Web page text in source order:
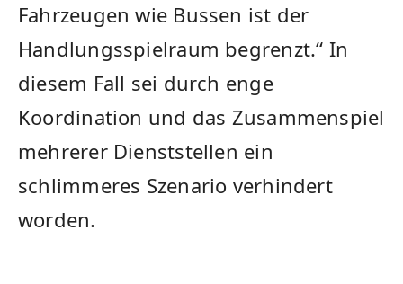
Fahrzeugen wie Bussen ist der
Handlungsspielraum begrenzt.“ In
diesem Fall sei durch enge
Koordination und das Zusammenspiel
mehrerer Dienststellen ein
schlimmeres Szenario verhindert
worden.